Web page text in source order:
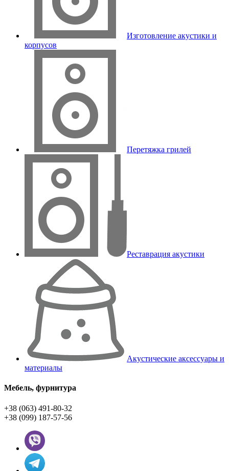
Изготовление акустики и
корпусов
Перетяжка грилей
Реставрация акустики
Акустические аксессуары и
материалы
Мебель, фурнитура
+38 (063) 491-80-32
+38 (099) 187-57-56